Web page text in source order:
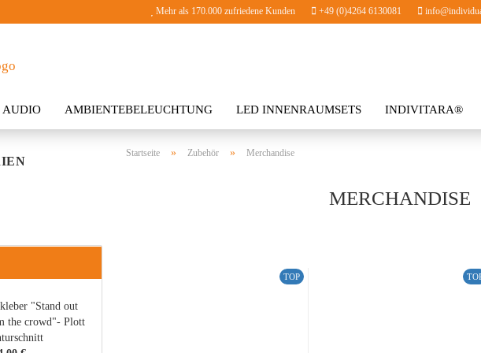
Mehr als 170.000 zufriedene Kunden +49 (0)4264 6130081
AUDIO AMBIENTEBELEUCHTUNG LED INNENRAUMSETS INDIVITARA®
Startseite » Zubehör » Merchandise
MERCHANDISE
TOP
"Stand out
the crowd"- Plott